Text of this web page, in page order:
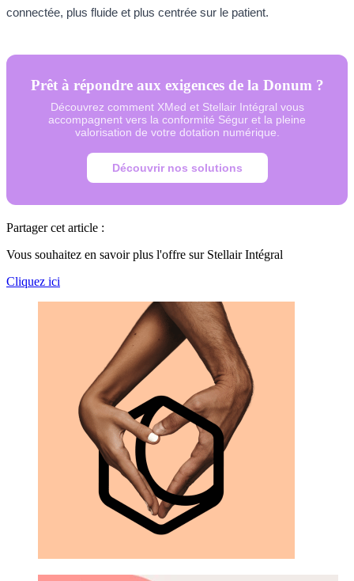
connectée, plus fluide et plus centrée sur le patient.
Prêt à répondre aux exigences de la Donum ?
Découvrez comment XMed et Stellair Intégral vous
accompagnent vers la conformité Ségur et la pleine
valorisation de votre dotation numérique.
Découvrir nos solutions
Partager cet article :
Vous souhaitez en savoir plus l'offre sur Stellair Intégral
Cliquez ici